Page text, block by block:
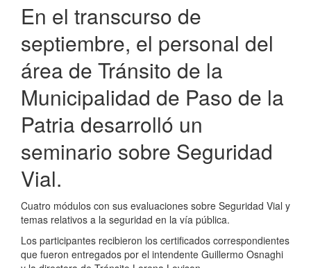
En el transcurso de
septiembre, el personal del
área de Tránsito de la
Municipalidad de Paso de la
Patria desarrolló un
seminario sobre Seguridad
Vial.
Cuatro módulos con sus evaluaciones sobre Seguridad Vial y
temas relativos a la seguridad en la vía pública.
Los participantes recibieron los certificados correspondientes
que fueron entregados por el intendente Guillermo Osnaghi